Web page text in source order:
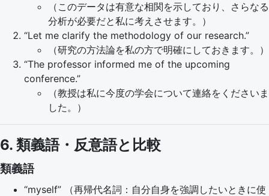
（このデータは有意な相関を示しており、さらなる
分析が必要だと私に考えさせます。）
“Let me clarify the methodology of our research.”
（研究の方法論を私の方で明確にしておきます。）
“The professor informed me of the upcoming
conference.”
（教授は私に今度の学会について連絡をくださいま
した。）
6. 類義語・反意語と比較
類義語
“myself” （再帰代名詞：自分自身を強調したいときに使